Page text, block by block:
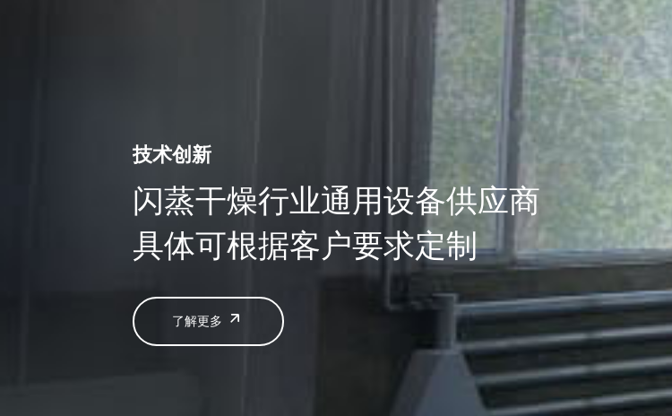
技术创新
闪蒸干燥行业通用设备供应商
具体可根据客户要求定制
了解更多